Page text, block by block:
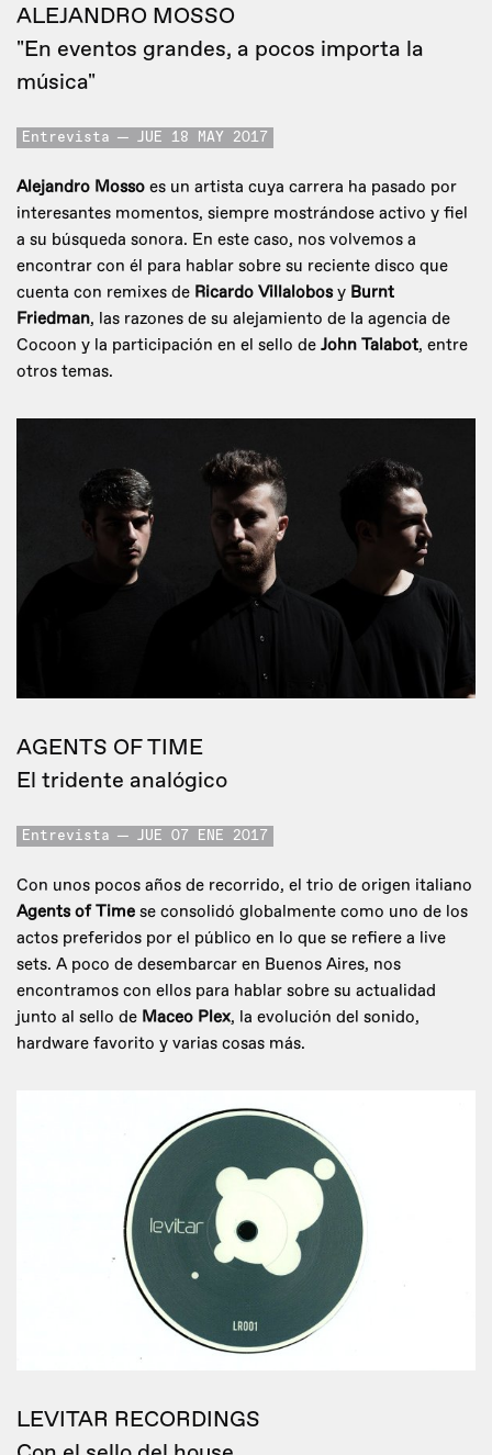
ALEJANDRO MOSSO
"En eventos grandes, a pocos importa la
música"
Entrevista JUE 18 MAY 2017
Alejandro Mosso es un artista cuya carrera ha pasado por
interesantes momentos, siempre mostrándose activo y fiel
a su búsqueda sonora. En este caso, nos volvemos a
encontrar con él para hablar sobre su reciente disco que
cuenta con remixes de Ricardo Villalobosy Burnt
Friedman, las razones de su alejamiento de la agencia de
Cocoon y la participación en el sello de John Talabot, entre
otros temas.
AGENTS OF TIME
El tridente analógico
Entrevista JUE 07 ENE 2017
Con unos pocos años de recorrido, el trio de origen italiano
Agents of Time se consolidó globalmente como uno de los
actos preferidos por el público en lo que se refiere a live
sets. A poco de desembarcar en Buenos Aires, nos
encontramos con ellos para hablar sobre su actualidad
junto al sello de Maceo Plex, la evolución del sonido,
hardware favorito y varias cosas más.
LEVITAR RECORDINGS